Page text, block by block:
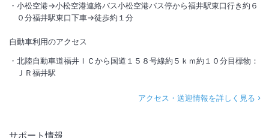
小松空港→小松空港連絡バス小松空港バス停から福井駅東口行き約６
０分福井駅東口下車→徒歩約１分
自動車利用のアクセス
北陸自動車道福井ＩＣから国道１５８号線約５ｋｍ約１０分目標物：
ＪＲ福井駅
アクセス・送迎情報を詳しく見る
サポート情報